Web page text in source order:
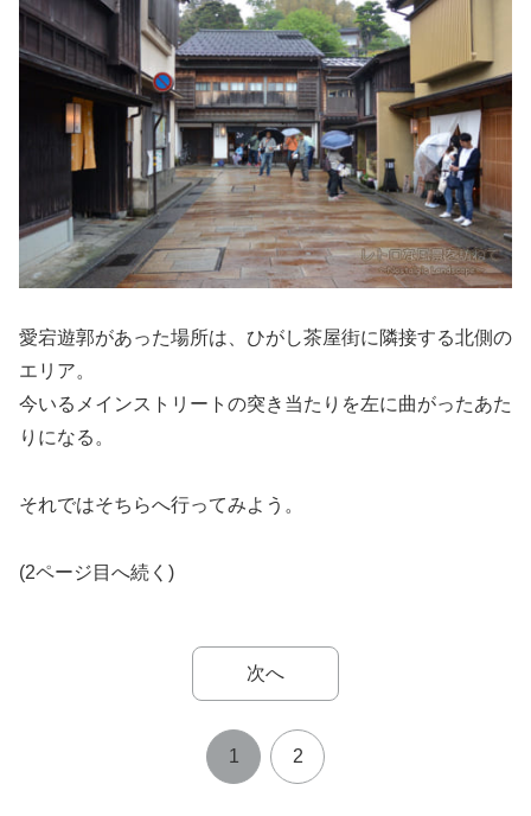
愛宕遊郭があった場所は、ひがし茶屋街に隣接する北側の
エリア。
今いるメインストリートの突き当たりを左に曲がったあた
りになる。
それではそちらへ行ってみよう。
(2ページ目へ続く)
次へ
1 2